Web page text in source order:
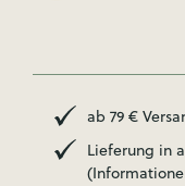
ab 79 €
Lieferung in